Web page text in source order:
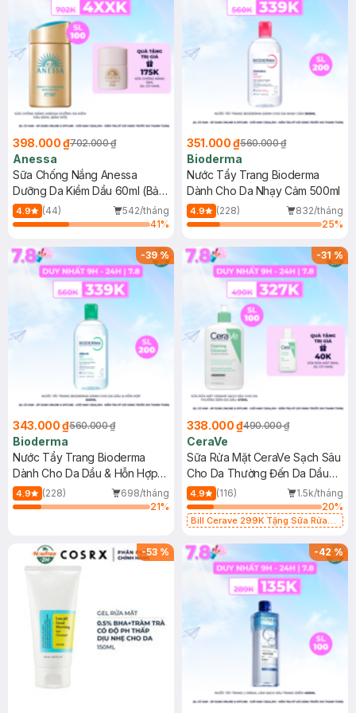
398.000 ₫702.000 ₫
Anessa
Sữa Chống Nắng Anessa
Dưỡng Da Kiềm Dầu 60ml (Bản
Mới)
4.9 (44)
542/tháng
41%
351.000 ₫560.000 ₫
Bioderma
Nước Tẩy Trang Bioderma
Dành Cho Da Nhạy Cảm 500ml
4.9 (228)
832/tháng
25%
-39%
343.000 ₫560.000 ₫
Bioderma
Nước Tẩy Trang Bioderma
Dành Cho Da Dầu & Hỗn Hợp
500ml
4.9 (228)
698/tháng
21%
-31%
338.000 ₫490.000 ₫
CeraVe
Sữa Rửa Mặt CeraVe Sạch Sâu
Cho Da Thường Đến Da Dầu
473ml
4.9 (116)
1.5k/tháng
20%
Bill Cerave 299K Tặng Sữa Rửa
-53 % -42%